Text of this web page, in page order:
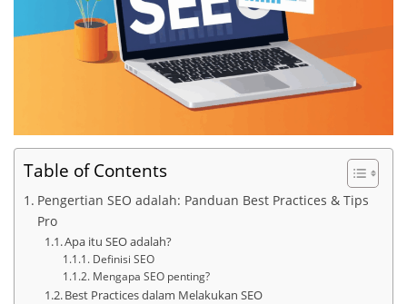
Table of Contents
Pengertian SEO adalah: Panduan Best Practices & Tips
Pro
Apa itu SEO adalah?
Definisi SEO
Mengapa SEO penting?
Best Practices dalam Melakukan SEO